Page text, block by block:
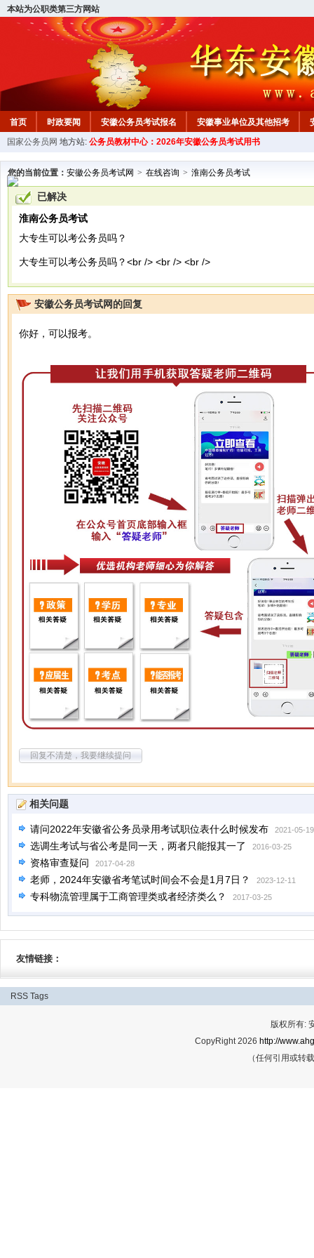
本站为公职类第三方网站
首页 时政要闻 安徽公务员考试报名 安徽事业单位及其他招考
安徽公务员行测试题 在线咨询 教材中心
国家公务员网 地方站: 公务员教材中心：2026年安徽公务员考试用书
您的当前位置： 安徽公务员考试网 > 在线咨询 > 淮南公务员考试
已解决
淮南公务员考试
大专生可以考公务员吗？
大专生可以考公务员吗？<br /> <br /> <br />
安徽公务员考试网的回复
你好，可以报考。
回复不清楚，我要继续提问
相关问题
请问2022年安徽省公务员录用考试职位表什么时候发布 2021-05-19
选调生考试与省公考是同一天，两者只能报其一了 2016-03-25
资格审查疑问 2017-04-28
老师，2024年安徽省考笔试时间会不会是1月7日？ 2023-12-11
专科物流管理属于工商管理类或者经济类么？ 2017-03-25
友情链接：
RSS Tags
版权所有:
CopyRight 2026 http://
（任何引用或转